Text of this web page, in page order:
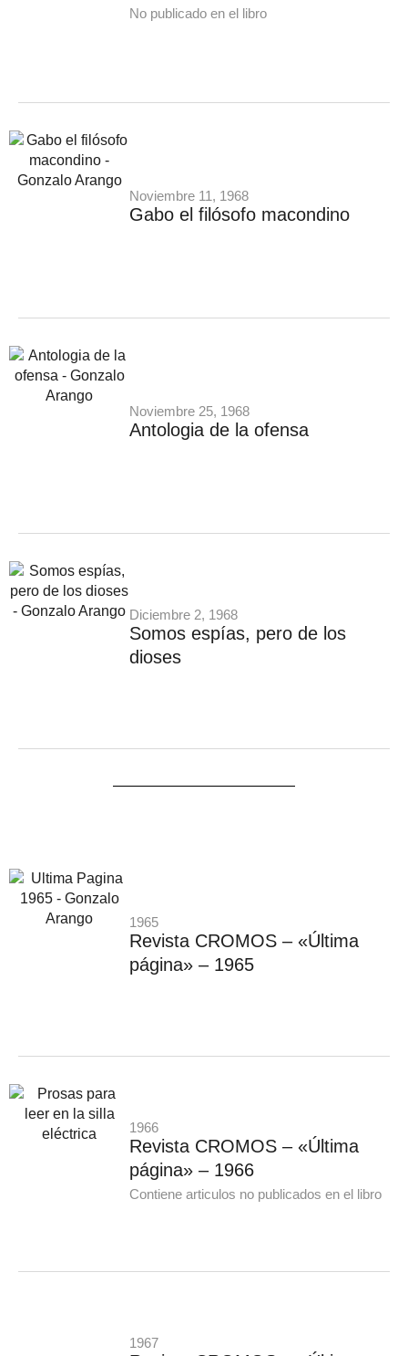
No publicado en el libro
Noviembre 11, 1968
Gabo el filósofo macondino
Noviembre 25, 1968
Antologia de la ofensa
Diciembre 2, 1968
Somos espías, pero de los
dioses
1965
Revista CROMOS – «Última
página» – 1965
1966
Revista CROMOS – «Última
página» – 1966
Contiene articulos no publicados en el libro
1967